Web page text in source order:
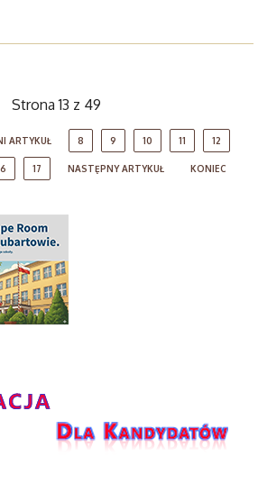
Strona 13 z 49
ARTYKUŁ 8 9 10 11 12
17 NASTĘPNY ARTYKUŁ KONIEC